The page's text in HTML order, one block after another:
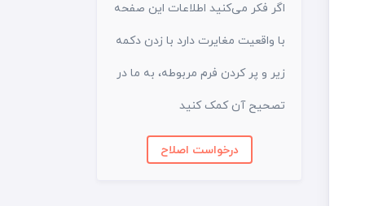
اگر فکر می‌کنید اطلاعات این صفحه
با واقعیت مغایرت دارد با زدن دکمه
زیر و پر کردن فرم مربوطه، به ما در
تصحیح آن کمک کنید
درخواست اصلاح